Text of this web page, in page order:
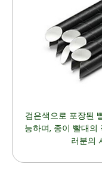
검은색으로 포장된
능하며, 종이 빨대의
러분의